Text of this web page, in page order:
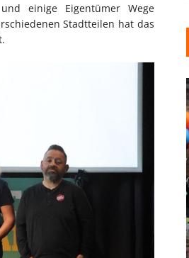
einige Eigentümer Wege
Stadtteilen hat das
CHIC: WIE
DEN
IN IHREM